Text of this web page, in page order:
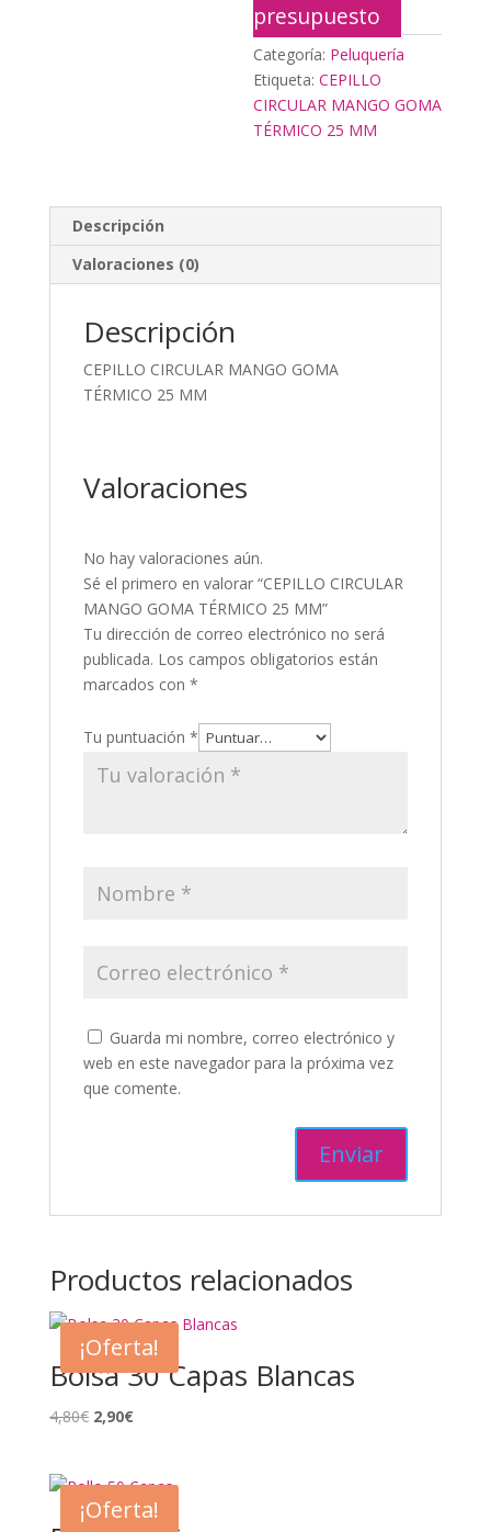
presupuesto
Categoría: Peluquería
Etiqueta:CEPILLO
CIRCULAR MANGO GOMA
TÉRMICO 25 MM
Descripción
Valoraciones (0)
Descripción
CEPILLO CIRCULAR MANGO GOMA
TÉRMICO 25 MM
Valoraciones
No hay valoraciones aún.
Sé el primero en valorar “CEPILLO CIRCULAR
MANGO GOMA TÉRMICO 25 MM”
Tu dirección de correo electrónico no será
publicada. Los campos obligatorios están
marcados con *
Tu puntuación *
Guarda mi nombre, correo electrónico y
web en este navegador para la próxima vez
que comente.
Productos relacionados
¡Oferta!
Bolsa 30 Capas Blancas
4,80€ El
era:
4,80€.
2,90€El
es:
2,90€.
¡Oferta!